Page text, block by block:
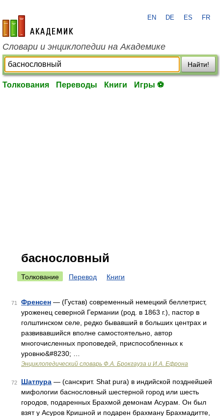
academic.ru
EN DE ES FR
Словари и энциклопедии на Академике
Найти!
Толкования Переводы Книги Игры ⚽
баснословный
Толкование Перевод Книги
71 Френсен — (Густав) современный немецкий беллетрист,
уроженец северной Германии (род. в 1863 г.), пастор в
голштинском селе, редко бывавший в больших центрах и
развивавшийся вполне самостоятельно, автор
многочисленных проповедей, приспособленных к
уровню&#8230; …
Энциклопедический словарь Ф.А. Брокгауза и И.А. Ефрона
72 Шатпура — (санскрит. Shat pura) в индийской позднейшей
мифологии баснословный шестерной город или шесть
городов, подаренных Брахмой демонам Асурам. Он был
взят у Асуров Кришной и подарен брахману Брахмадитте,